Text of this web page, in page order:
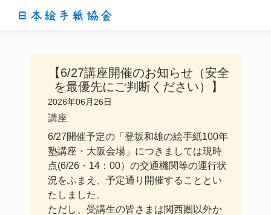
日本絵手紙協会
【6/27講座開催のお知らせ（安全
を最優先にご判断ください）】
2026年06月26日
講座
6/27開催予定の「登坂和雄の絵手紙100年
塾講座・大阪会場」につきましては現時
点(6/26・14：00）の交通機関等の運行状
況をふまえ、予定通り開催することとい
たしました。
ただし、受講生の皆さまは関西圏以外か